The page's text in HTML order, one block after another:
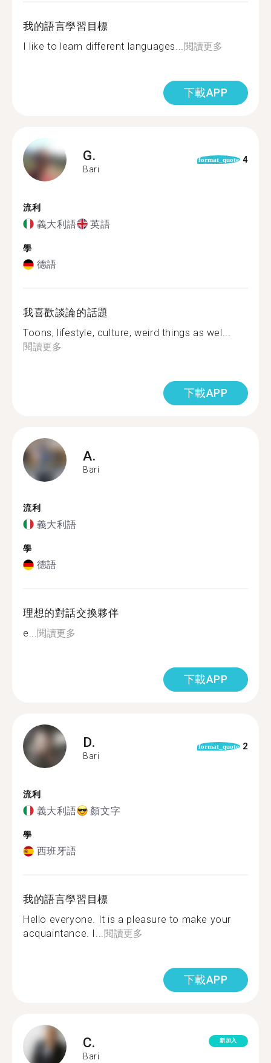
我的語言學習目標
I like to learn different languages...閱讀更多
下載APP
G.
Bari
format_quote 4
流利
義大利語 英語
學
德語
我喜歡談論的話題
Toons, lifestyle, culture, weird things as wel...
閱讀更多
下載APP
A.
Bari
流利
義大利語
學
德語
理想的對話交換夥伴
e...閱讀更多
下載APP
D.
Bari
format_quote 2
流利
義大利語 顏文字
學
西班牙語
我的語言學習目標
Hello everyone. It is a pleasure to make your
acquaintance. I...閱讀更多
下載APP
C.
Bari
新加入